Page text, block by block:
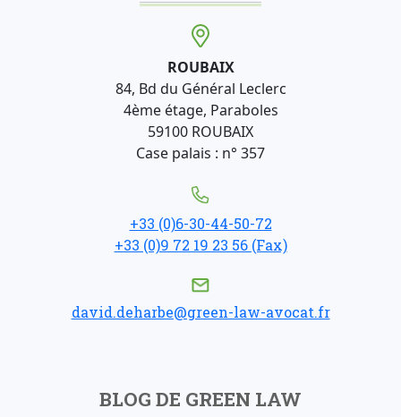
ROUBAIX
84, Bd du Général Leclerc
4ème étage, Paraboles
59100 ROUBAIX
Case palais : n° 357
+33 (0)6-30-44-50-72
+33 (0)9 72 19 23 56 (Fax)
david.deharbe@green-law-avocat.fr
BLOG DE GREEN LAW